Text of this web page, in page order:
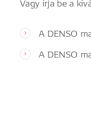
A DENSO
A DENSO